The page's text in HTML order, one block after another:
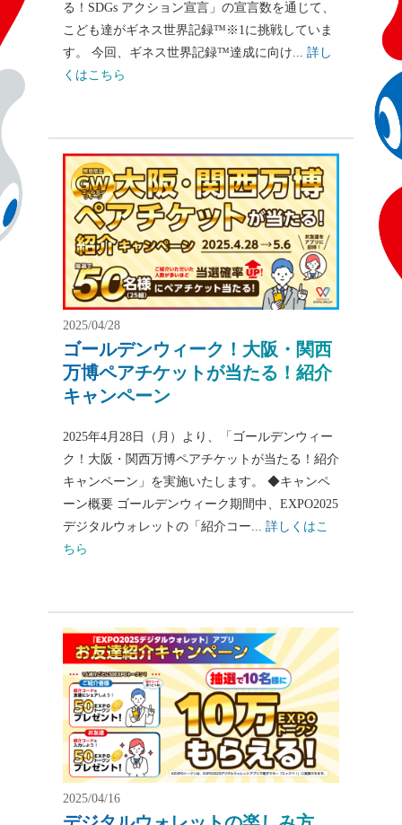
る！SDGs アクション宣言」の宣言数を通じて、
こども達がギネス世界記録™※1に挑戦していま
す。 今回、ギネス世界記録™達成に向け... 詳し
くはこちら
2025/04/28
ゴールデンウィーク！大阪・関西
万博ペアチケットが当たる！紹介
キャンペーン
2025年4月28日（月）より、「ゴールデンウィー
ク！大阪・関西万博ペアチケットが当たる！紹介
キャンペーン」を実施いたします。 ◆キャンペ
ーン概要 ゴールデンウィーク期間中、EXPO2025
デジタルウォレットの「紹介コー... 詳しくはこ
ちら
2025/04/16